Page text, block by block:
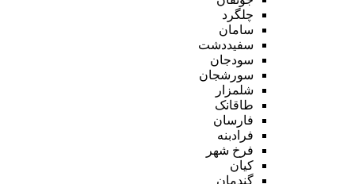
چلگرد
سامان
سفیددشت
سودجان
سورشجان
شلمزار
طاقانک
فارسان
فرادبنه
فرخ شهر
کیان
گندمان